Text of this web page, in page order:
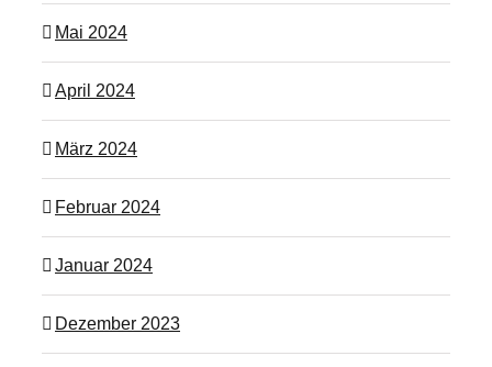
Mai 2024
April 2024
März 2024
Februar 2024
Januar 2024
Dezember 2023